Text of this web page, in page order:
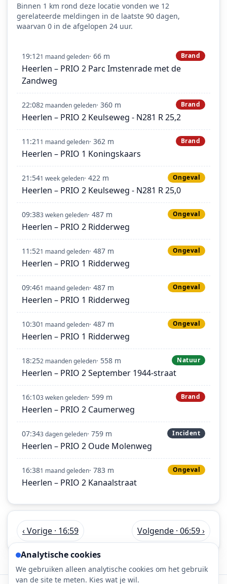
Binnen 1 km rond deze locatie vonden we 12
gerelateerde meldingen in de laatste 90 dagen,
waarvan 0 in de afgelopen 24 uur.
19:121 maand geleden· 66 m Brand
Heerlen – PRIO 2 Parc Imstenrade met de
Zandweg
22:082 maanden geleden· 360 m Brand
Heerlen – PRIO 2 Keulseweg - N281 R 25,2
11:21 1 maand geleden· 362 m Brand
Heerlen – PRIO 1 Koningskaars
21:541 week geleden· 422 m Ongeval
Heerlen – PRIO 2 Keulseweg - N281 R 25,0
09:383 weken geleden· 487 m Ongeval
Heerlen – PRIO 2 Ridderweg
11:521 maand geleden· 487 m Ongeval
Heerlen – PRIO 1 Ridderweg
09:461 maand geleden· 487 m Ongeval
Heerlen – PRIO 1 Ridderweg
10:301 maand geleden· 487 m Ongeval
Heerlen – PRIO 1 Ridderweg
18:252 maanden geleden· 558 m Natuur
Heerlen – PRIO 2 September 1944-straat
16:103 weken geleden· 599 m Brand
Heerlen – PRIO 2 Caumerweg
07:343 dagen geleden· 759 m Incident
Heerlen – PRIO 2 Oude Molenweg
16:381 maand geleden· 783 m Ongeval
Heerlen – PRIO 2 Kanaalstraat
‹ Vorige · 16:59 Volgende · 06:59 ›
Analytische cookies
We gebruiken alleen analytische cookies om het gebruik
van de site te meten. Kies wat je wil.